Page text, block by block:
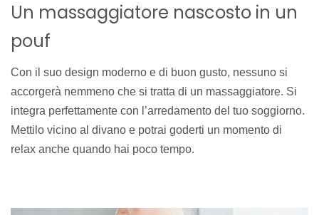
Un massaggiatore nascosto in un
pouf
Con il suo design moderno e di buon gusto, nessuno si
accorgerà nemmeno che si tratta di un massaggiatore. Si
integra perfettamente con l’arredamento del tuo soggiorno.
Mettilo vicino al divano e potrai goderti un momento di
relax anche quando hai poco tempo.